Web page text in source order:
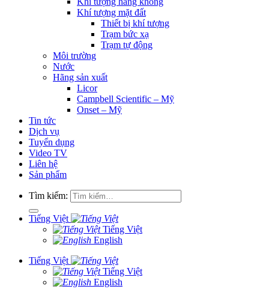
Khí tượng mặt đất
Thiết bị khí tượng
Trạm bức xạ
Trạm tự động
Môi trường
Nước
Hãng sản xuất
Licor
Campbell Scientific – Mỹ
Onset – Mỹ
Tin tức
Dịch vụ
Tuyển dụng
Video TV
Liên hệ
Sản phẩm
Tìm kiếm:
Tiếng Việt
Tiếng Việt
English
Tiếng Việt
Tiếng Việt
English